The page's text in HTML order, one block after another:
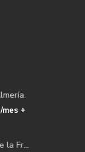
/mes +
la Fr...